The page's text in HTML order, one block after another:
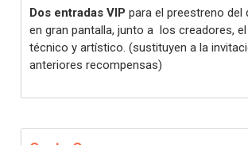
Dos entradas VIP para el preestreno del
en gran pantalla, junto a los creadores,
técnico y artístico. (sustituyen a la
anteriores recompensas)